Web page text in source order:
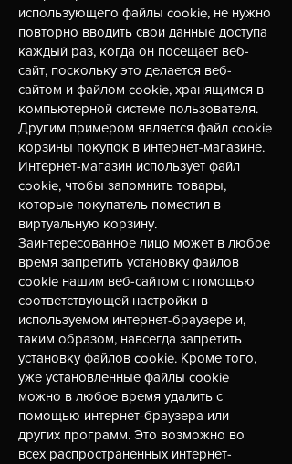
использующего файлы cookie, не нужно
повторно вводить свои данные доступа
каждый раз, когда он посещает веб-
сайт, поскольку это делается веб-
сайтом и файлом cookie, хранящимся в
компьютерной системе пользователя.
Другим примером является файл cookie
корзины покупок в интернет-магазине.
Интернет-магазин использует файл
cookie, чтобы запомнить товары,
которые покупатель поместил в
виртуальную корзину.
Заинтересованное лицо может в любое
время запретить установку файлов
cookie нашим веб-сайтом с помощью
соответствующей настройки в
используемом интернет-браузере и,
таким образом, навсегда запретить
установку файлов cookie. Кроме того,
уже установленные файлы cookie
можно в любое время удалить с
помощью интернет-браузера или
других программ. Это возможно во
всех распространенных интернет-